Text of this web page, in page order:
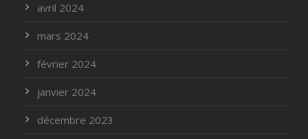
avril 2024
mars 2024
février 2024
janvier 2024
décembre 2023